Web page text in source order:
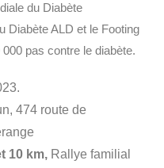
du Diabète
Diabète ALD et le Footing
pas contre le diabète.
474 route de
10 km, Rallye familial